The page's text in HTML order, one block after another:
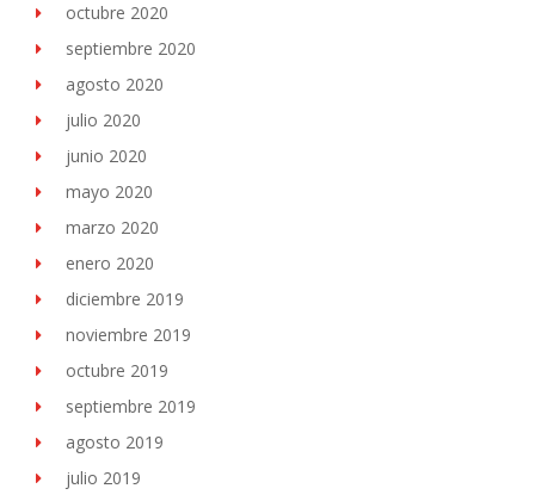
octubre 2020
septiembre 2020
agosto 2020
julio 2020
junio 2020
mayo 2020
marzo 2020
enero 2020
diciembre 2019
noviembre 2019
octubre 2019
septiembre 2019
agosto 2019
julio 2019